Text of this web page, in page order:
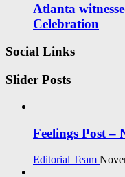
Atlanta
Celebration
Social Links
Slider Posts
Feelings Post –
Editorial Team